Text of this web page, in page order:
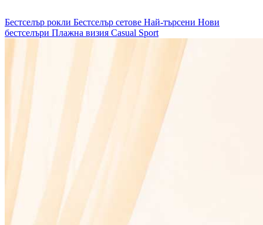
Бестселър рокли Бестселър сетове Най-търсени Нови
бестселъри Плажна визия Casual Sport